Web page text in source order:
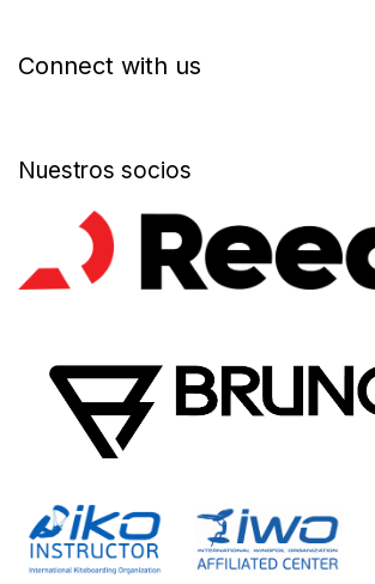
Connect with us
Nuestros socios